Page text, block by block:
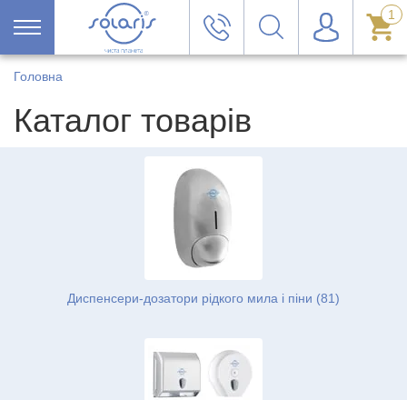
1
Головна
Каталог товарів
Диспенсери-дозатори рідкого мила і піни (81)